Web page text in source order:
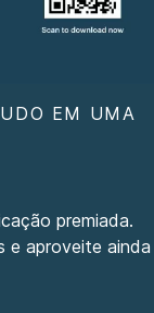
EM UMA
premiada.
e aproveite ainda